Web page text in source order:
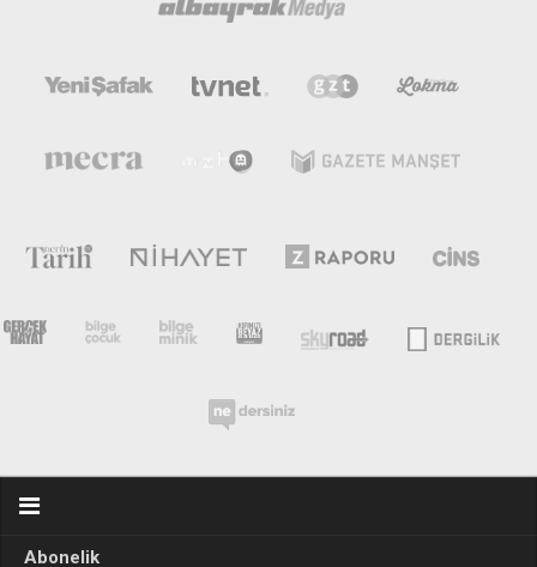
Abonelik